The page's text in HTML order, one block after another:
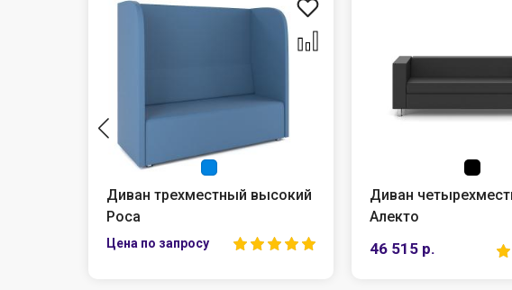
Диван трехместный высокий
Роса
Диван
Алекто
46 515 р.